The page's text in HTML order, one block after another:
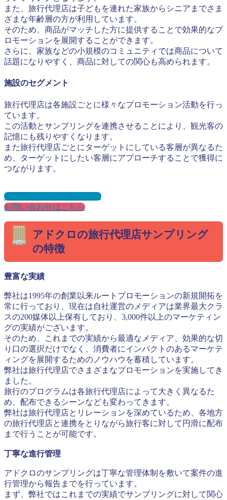
また、旅行代理店は子どもを連れた家族からシニアまでさま
ざまな年齢層の方が利用しています。
そのため、商品がマッチした方に提供することで効果的なプ
ロモーションを展開することができます。
さらに、家族などの小規模のコミュニティでは商品について
話題になりやすく、商品に対しての関心も高められます。
施設のセグメント
旅行代理店は各施設ごとに様々なプロモーション活動を行っ
ています。
この活動とサンプリングを連携させることにより、観光客の
記憶にも残りやすくなります。
また旅行代理店ごとにターゲットにしている客層が異なるた
め、ターゲットにしたい客層にアプローチすることで獲得に
つながります。
資料ダウンロードはこちら
お問い合わせはこちら
アドクロの旅行代理店サンプリング
の特徴
豊富な実績
弊社は1995年の創業以来ルートプロモーションの新規開拓を
常に行っており、現在は自社運営のメディアは業界最大クラ
スの200媒体以上保有しており、3,000件以上のマーケティン
グの実績がございます。
そのため、これまでの実績から最適なメディア、効果的な切
り口の選択だけでなく、消費者にインパクトのあるマーケテ
ィングを展開するためのノウハウを蓄積しています。
弊社は旅行代理店でさまざまなプロモーションを実施してき
ました。
旅行のプログラムは各旅行代理店によって大きく異なるた
め、配布できるシーンなども変わってきます。
弊社は旅行代理店とリレーションを深めているため、各地方
の旅行代理店と連携をとりながら旅行客に対して円滑に配布
まで行うことが可能です。
丁寧な進行管理
アドクロのサンプリングは丁寧な管理体制を敷いて案件の進
行管理から報告までを行っています。
まず、弊社ではこれまでの実績でサンプリングに対して関心